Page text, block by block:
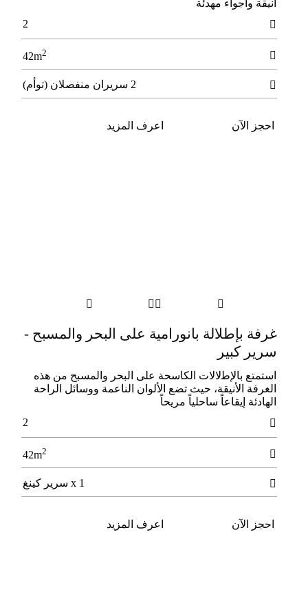
أﻧﻴﻘﺔ وأﺟﻮاء ﻣﻬﺪﺋﺔ

2

42m2
 2 سريران منفصلان (توأم)
احجز الآن اعرف المزيد

 

غرفة بإطلالة بانورامية على البحر والمسبح -
سرير كبير
اﺳﺘﻤﺘﻊ ﺑﺎلإﻃلالات اﻟﻜﺎﺳﺤﺔ ﻋﻠﻰ اﻟﺒﺤﺮ واﻟﻤﺴﺒﺢ ﻣﻦ ﻫﺬه
اﻟﻐﺮﻓﺔ الأﻧﻴﻘﺔ، ﺣﻴﺚ ﺗﻀﻊ الأﻟﻮان اﻟﻨﺎﻋﻤﺔ ووﺳﺎﺋﻞ اﻟﺮاﺣﺔ
اﻟﻬﺎدﺋﺔ إﻳﻘﺎﻋﺎً ﺳﺎﺣﻠﻴﺎً ﻣﺮﻳﺤﺎً

2

42m2
 1 x سرير كينغ
احجز الآن اعرف المزيد